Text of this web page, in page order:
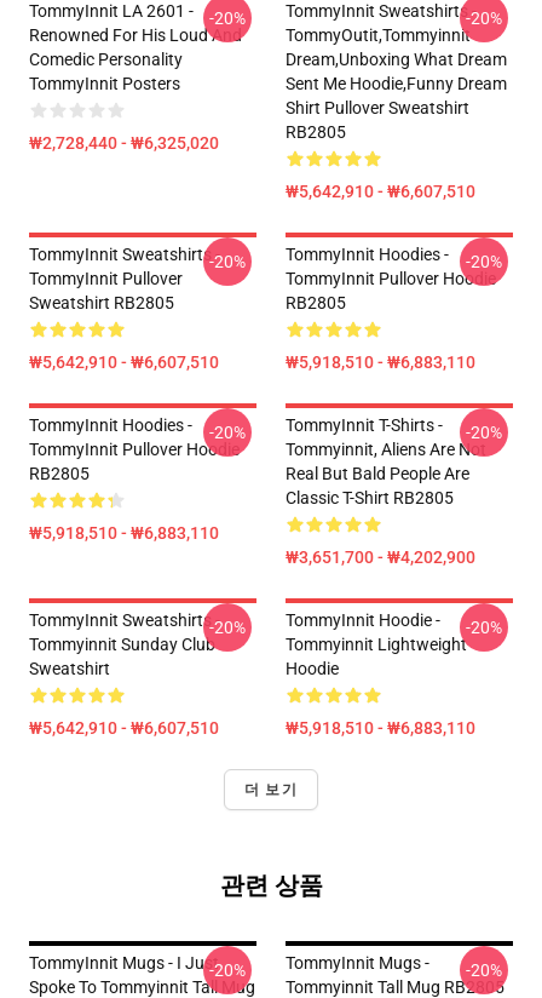
TommyInnit LA 2601 -
Renowned For His Loud And
Comedic Personality
TommyInnit Posters
₩2,728,440 - ₩6,325,020
-20%
TommyInnit Sweatshirts -
TommyOutit,Tommyinnit
Dream,Unboxing What Dream
Sent Me Hoodie,funny Dream
Shirt Pullover Sweatshirt
RB2805
₩5,642,910 - ₩6,607,510
-20%
TommyInnit Sweatshirts -
TommyInnit Pullover
Sweatshirt RB2805
₩5,642,910 - ₩6,607,510
-20%
TommyInnit Hoodies -
TommyInnit Pullover Hoodie
RB2805
₩5,918,510 - ₩6,883,110
-20%
TommyInnit Hoodies -
TommyInnit Pullover Hoodie
RB2805
₩5,918,510 - ₩6,883,110
-20%
TommyInnit T-Shirts -
Tommyinnit, Aliens Are Not
Real But Bald People Are
Classic T-Shirt RB2805
₩3,651,700 - ₩4,202,900
-20%
TommyInnit Sweatshirts -
Tommyinnit Sunday Club
Sweatshirt
₩5,642,910 - ₩6,607,510
-20%
TommyInnit Hoodie -
Tommyinnit Lightweight
Hoodie
₩5,918,510 - ₩6,883,110
-20%
더 보기
관련 상품
TommyInnit Mugs - I Just
Spoke To Tommyinnit Tall Mug
-20%
TommyInnit Mugs -
Tommyinnit Tall Mug RB2805
-20%